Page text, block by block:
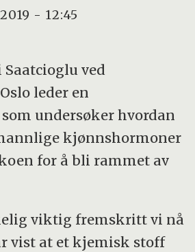
- 12:45
Saatcioglu ved
leder en
undersøker hvordan
kjønnshormoner
for å bli rammet av
viktig fremskritt vi nå
vist at et kjemisk stoff